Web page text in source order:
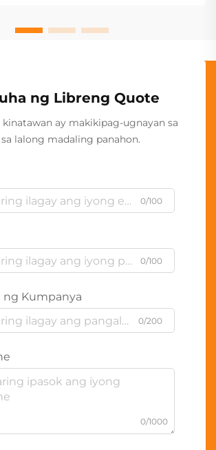
ng Libreng Quote
ay makikipag-ugnayan sa
lalong madaling panahon.
0/100
0/100
ng Kumpanya
0/200
0/1000